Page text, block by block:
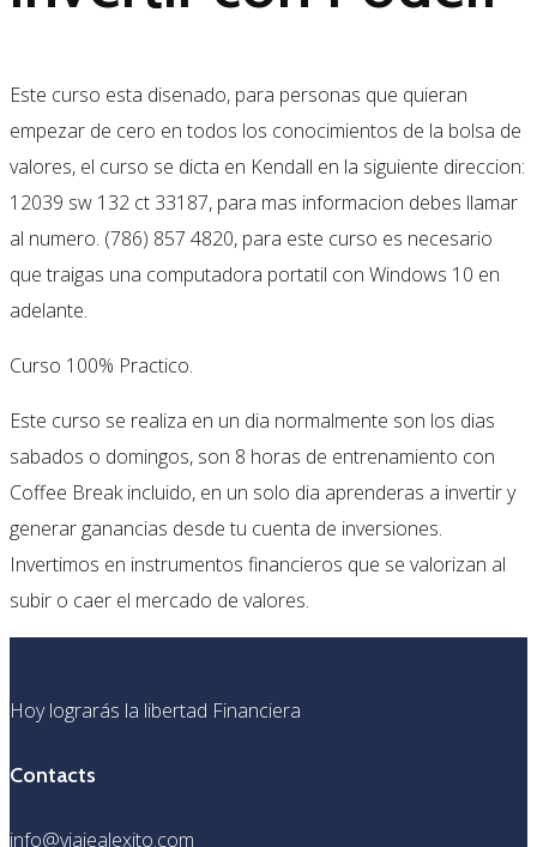
Este curso esta disenado, para personas que quieran
empezar de cero en todos los conocimientos de la bolsa de
valores, el curso se dicta en Kendall en la siguiente direccion:
12039 sw 132 ct 33187, para mas informacion debes llamar
al numero. (786) 857 4820, para este curso es necesario
que traigas una computadora portatil con Windows 10 en
adelante.
Curso 100% Practico.
Este curso se realiza en un dia normalmente son los dias
sabados o domingos, son 8 horas de entrenamiento con
Coffee Break incluido, en un solo dia aprenderas a invertir y
generar ganancias desde tu cuenta de inversiones.
Invertimos en instrumentos financieros que se valorizan al
subir o caer el mercado de valores.
Hoy lograrás la libertad Financiera
Contacts
info@viajealexito.com